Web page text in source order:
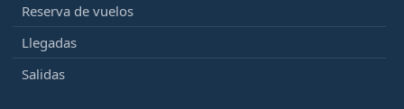
Reserva de vuelos
Llegadas
Salidas